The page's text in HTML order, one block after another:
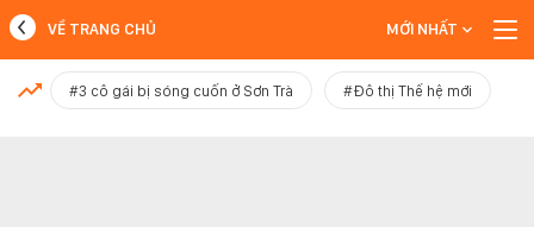
MỚI NHẤT
VỀ TRANG CHỦ MỚI NHẤT
#3 cô gái bị sóng cuốn ở Sơn Trà #Đô thị Thế hệ mới